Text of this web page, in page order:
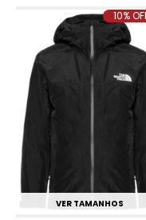
VER TAMANHOS
10%